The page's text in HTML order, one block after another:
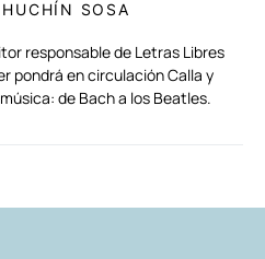
SOSA
responsable de Letras Libres
pondrá en circulación Calla y
de Bach a los Beatles.